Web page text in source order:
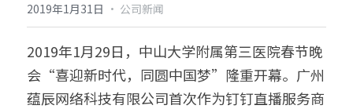
2019年1月31日 · 公司新闻
2019年1月29日，中山大学附属第三医院春节晚
会“喜迎新时代，同圆中国梦”隆重开幕。广州
蕴辰网络科技有限公司首次作为钉钉直播服务商